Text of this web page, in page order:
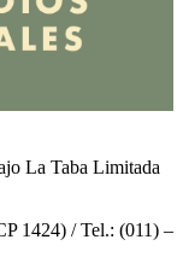
La Taba Limitada
1424) / Tel.: (011) –